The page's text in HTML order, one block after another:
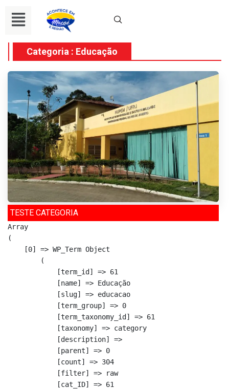
Categoria : Educação
TESTE CATEGORIA
Array
(
    [0] => WP_Term Object
        (
            [term_id] => 61
            [name] => Educação
            [slug] => educacao
            [term_group] => 0
            [term_taxonomy_id] => 61
            [taxonomy] => category
            [description] =>
            [parent] => 0
            [count] => 304
            [filter] => raw
            [cat_ID] => 61